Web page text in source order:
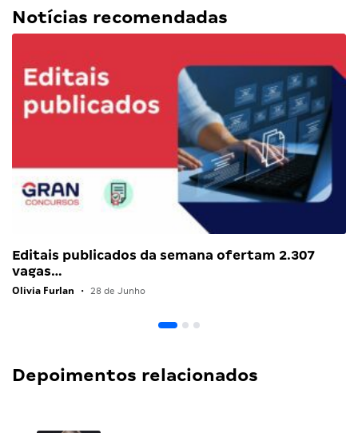
Notícias recomendadas
Editais publicados da semana ofertam 2.307
vagas…
Olivia Furlan • 28 de Junho
Depoimentos relacionados